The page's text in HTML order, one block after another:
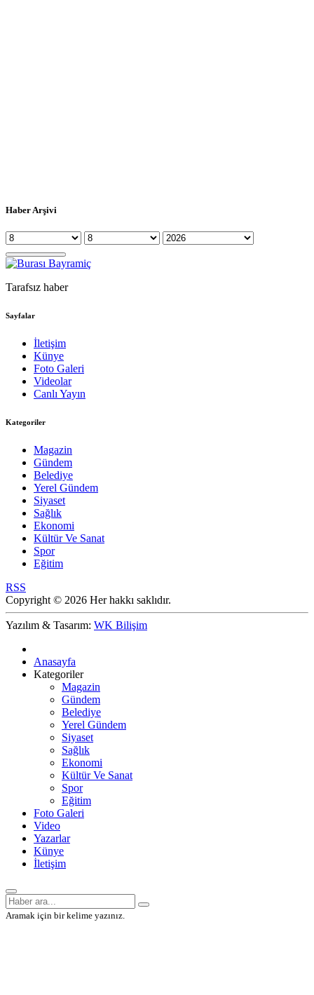
Haber Arşivi
Tarafsız haber
Sayfalar
İletişim
Künye
Foto Galeri
Videolar
Canlı Yayın
Kategoriler
Magazin
Gündem
Belediye
Yerel Gündem
Siyaset
Sağlık
Ekonomi
Kültür Ve Sanat
Spor
Eğitim
RSS
Copyright © 2026 Her hakkı saklıdır.
Yazılım & Tasarım: WK Bilişim
Anasayfa
Kategoriler
Magazin
Gündem
Belediye
Yerel Gündem
Siyaset
Sağlık
Ekonomi
Kültür Ve Sanat
Spor
Eğitim
Foto Galeri
Video
Yazarlar
Künye
İletişim
Aramak için bir kelime yazınız.